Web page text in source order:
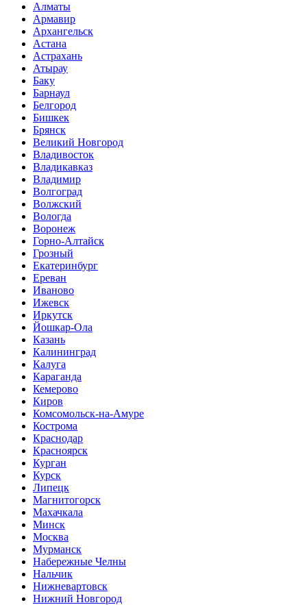
Алматы
Армавир
Архангельск
Астана
Астрахань
Атырау
Баку
Барнаул
Белгород
Бишкек
Брянск
Великий Новгород
Владивосток
Владикавказ
Владимир
Волгоград
Волжский
Вологда
Воронеж
Горно-Алтайск
Грозный
Екатеринбург
Ереван
Иваново
Ижевск
Иркутск
Йошкар-Ола
Казань
Калининград
Калуга
Караганда
Кемерово
Киров
Комсомольск-на-Амуре
Кострома
Краснодар
Красноярск
Курган
Курск
Липецк
Магнитогорск
Махачкала
Минск
Москва
Мурманск
Набережные Челны
Нальчик
Нижневартовск
Нижний Новгород